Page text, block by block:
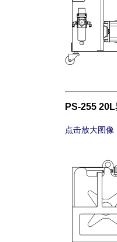
PS-255
点击放大图像